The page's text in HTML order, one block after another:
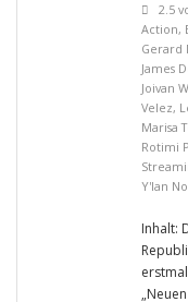
2.5
Action,
Gerard
James
Joivan
Velez,
Marisa
Rotimi
Y'lan
Inhalt:
„Neuen